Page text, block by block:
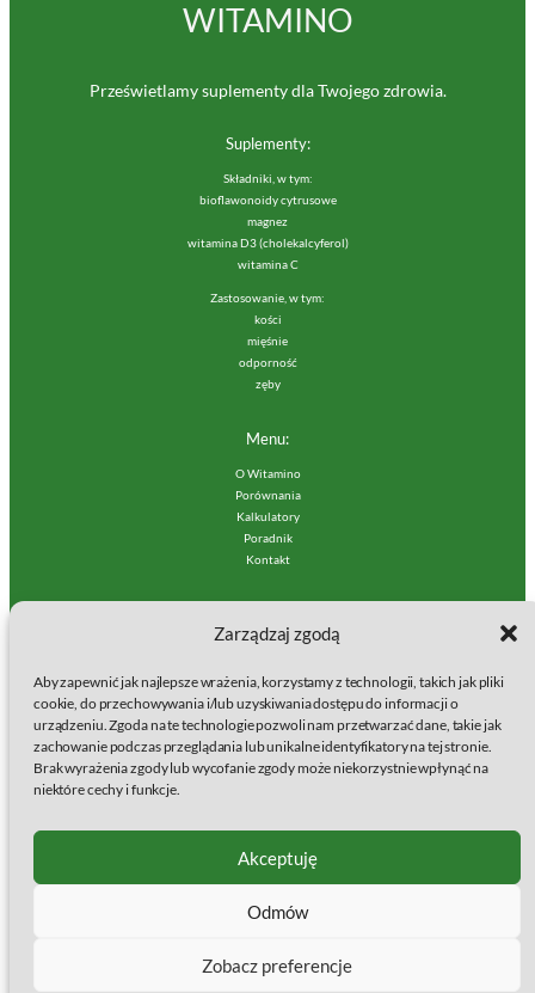
Zarządzaj zgodą
Aby zapewnić jak najlepsze wrażenia, korzystamy z technologii, takich jak pliki
cookie, do przechowywania i/lub uzyskiwania dostępu do informacji o
urządzeniu. Zgoda na te technologie pozwoli nam przetwarzać dane, takie jak
zachowanie podczas przeglądania lub unikalne identyfikatory na tej stronie.
Brak wyrażenia zgody lub wycofanie zgody może niekorzystnie wpłynąć na
niektóre cechy i funkcje.
Akceptuję
Odmów
Zobacz preferencje
WITAMINO
Prześwietlamy suplementy dla Twojego zdrowia.
Suplementy:
Składniki, w tym:
bioflawonoidy cytrusowe
magnez
witamina D3 (cholekalcyferol)
witamina C
Zastosowanie, w tym:
kości
mięśnie
odporność
zęby
Menu:
O Witamino
Porównania
Kalkulatory
Poradnik
Kontakt
Regulamin Serwisu
Polityka plików cookies (EU)
Wydawcą serwisu jest:
baSap sp. z o.o.
NIP: 8751563825